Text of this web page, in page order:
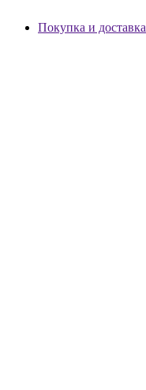
Покупка и доставка